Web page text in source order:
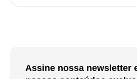
Assine nossa newsletter